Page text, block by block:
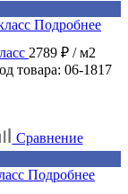
Подробнее
2789 ₽ / м2
товара: 06-1817
Сравнение
Подробнее